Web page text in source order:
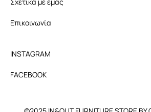
Επικοινωνία
INSTAGRAM
FACEBOOK